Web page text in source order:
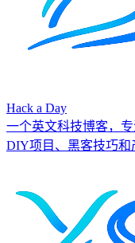
Hack a Day
一个英文科技博客，
DIY项目、黑客技巧和